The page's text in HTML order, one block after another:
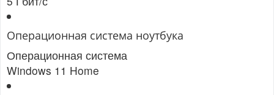
Операционная система ноутбука
Операционная система
Windows 11 Home